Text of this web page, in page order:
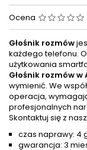
Ocena
Głośnik rozmów
każdego telefonu.
użytkowania
Głośnik rozmów w
wymienić. We
operacja,
profesjonalnych
Skontaktuj się z
czas naprawy: 4
gwarancja: 3